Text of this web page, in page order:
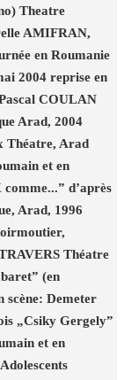
Theatre
AMIFRAN,
en Roumanie
2004 reprise en
COULAN
Arad, 2004
Théatre, Arad
et en
d’après
Arad, 1996
Théatre
(en
scène: Demeter
„Csiky Gergely”
et en